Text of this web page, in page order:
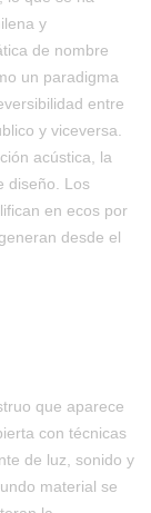
y
de nombre
un paradigma
entre
y viceversa.
acústica, la
diseño. Los
en ecos por
desde el
que aparece
con técnicas
de luz, sonido y
material se